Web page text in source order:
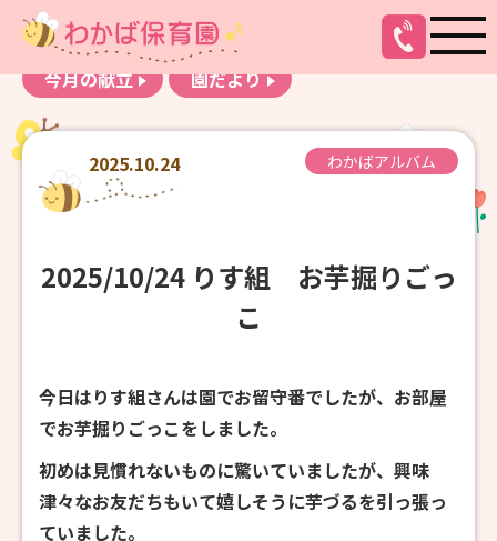
お知らせ
わかばアルバム
今月の献立
園だより
2025.10.24 わかばアルバム
2025/10/24 りす組 お芋掘りごっ
こ
今日はりす組さんは園でお留守番でしたが、お部屋
でお芋掘りごっこをしました。
初めは見慣れないものに驚いていましたが、興味
津々なお友だちもいて嬉しそうに芋づるを引っ張っ
ていました。